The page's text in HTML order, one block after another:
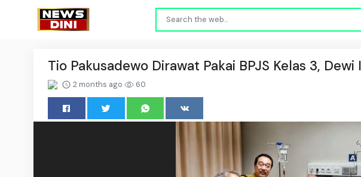
Tio Pakusadewo Dirawat Pakai BPJS Kelas 3,
2 months ago 60